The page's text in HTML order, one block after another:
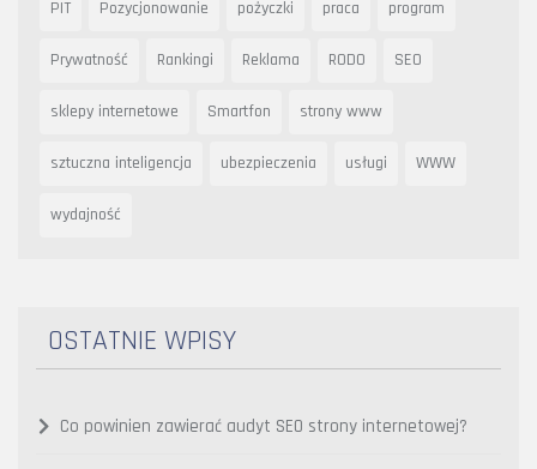
PIT Pozycjonowanie pożyczki praca program
Prywatność Rankingi Reklama RODO SEO
sklepy internetowe Smartfon strony www
sztuczna inteligencja ubezpieczenia usługi WWW
wydajność
OSTATNIE WPISY
Co powinien zawierać audyt SEO strony internetowej?